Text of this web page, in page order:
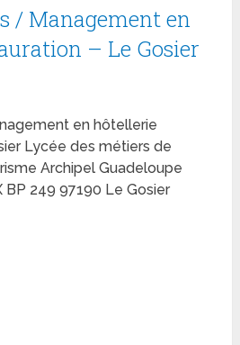
/ Management en
– Le Gosier
en hôtellerie
Lycée des métiers de
Archipel Guadeloupe
BP 249 97190 Le Gosier